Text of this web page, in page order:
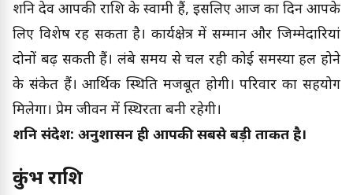
शनि देव आपकी राशि के स्वामी हैं, इसलिए आज का दिन आपके
लिए विशेष रह सकता है। कार्यक्षेत्र में सम्मान और जिम्मेदारियां
दोनों बढ़ सकती हैं। लंबे समय से चल रही कोई समस्या हल होने
के संकेत हैं। आर्थिक स्थिति मजबूत होगी। परिवार का सहयोग
मिलेगा। प्रेम जीवन में स्थिरता बनी रहेगी।
शनि संदेश: अनुशासन ही आपकी सबसे बड़ी ताकत है।
कुंभ राशि